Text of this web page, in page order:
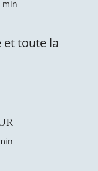
min
et toute la